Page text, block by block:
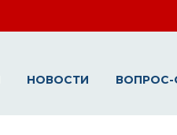
НОВОСТИ ВОПРОС-